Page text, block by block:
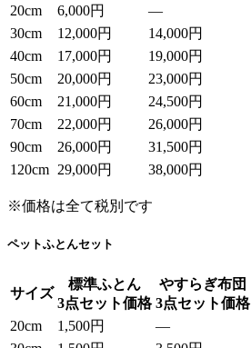
20cm
6,000円
—
30cm
12,000円
14,000円
40cm
17,000円
19,000円
50cm
20,000円
23,000円
60cm
21,000円
24,500円
70cm
22,000円
26,000円
90cm
26,000円
31,500円
120cm 29,000円 38,000円
※価格は全て税別です
ペットふとんセット
サイズ
標準ふとん
3点セット価格
やすらぎ布団
3点セット価格
20cm
1,500円
—